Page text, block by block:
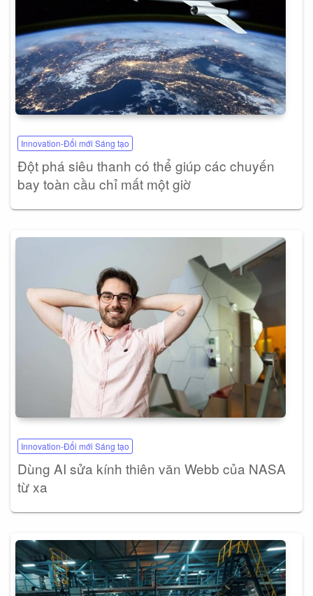
Innovation-Đổi mới Sáng tạo
Đột phá siêu thanh có thể giúp các chuyến
bay toàn cầu chỉ mất một giờ
Innovation-Đổi mới Sáng tạo
Dùng AI sửa kính thiên văn Webb của NASA
từ xa